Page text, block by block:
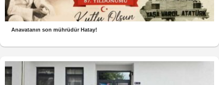
Anavatanın son mührüdür Hatay!